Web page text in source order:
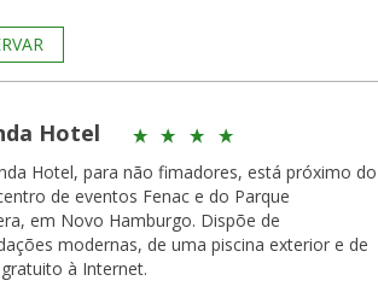
Hotel
Hotel, para não fimadores, está próximo do
de eventos Fenac e do Parque
em Novo Hamburgo. Dispõe de
modernas, de uma piscina exterior e de
à Internet.